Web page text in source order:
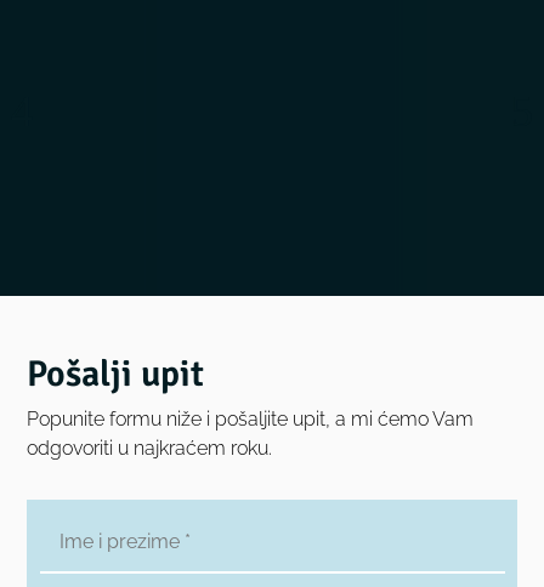
Pošalji upit
Popunite formu niže i pošaljite upit, a mi ćemo Vam
odgovoriti u najkraćem roku.